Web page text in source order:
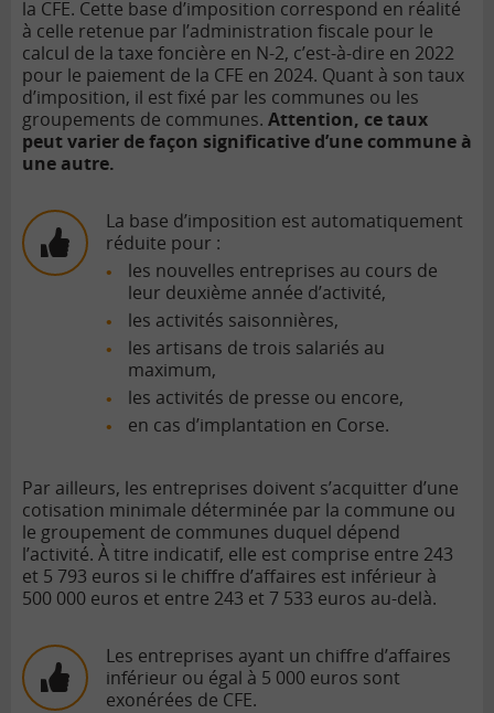
la CFE. Cette base d’imposition correspond en réalité
à celle retenue par l’administration fiscale pour le
calcul de la taxe foncière en N-2, c’est-à-dire en 2022
pour le paiement de la CFE en 2024. Quant à son taux
d’imposition, il est fixé par les communes ou les
groupements de communes. Attention, ce taux
peut varier de façon significative d’une commune à
une autre.
La base d’imposition est automatiquement
réduite pour :
les nouvelles entreprises au cours de
leur deuxième année d’activité,
les activités saisonnières,
les artisans de trois salariés au
maximum,
les activités de presse ou encore,
en cas d’implantation en Corse.
Par ailleurs, les entreprises doivent s’acquitter d’une
cotisation minimale déterminée par la commune ou
le groupement de communes duquel dépend
l’activité. À titre indicatif, elle est comprise entre 243
et 5 793 euros si le chiffre d’affaires est inférieur à
500 000 euros et entre 243 et 7 533 euros au-delà.
Les entreprises ayant un chiffre d’affaires
inférieur ou égal à 5 000 euros sont
exonérées de CFE.